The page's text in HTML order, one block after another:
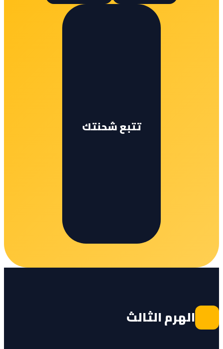
تتبع شحنتك
الهرم الثالث